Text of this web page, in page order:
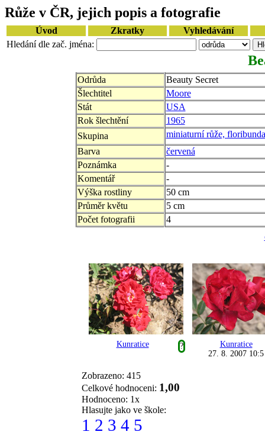
Růže v ČR, jejich popis a fotografie
Úvod Zkratky
Vyhledávání
Hledání dle zač. jména:
Odrůda
Beauty Secret
Šlechtitel
Moore
Stát
USA
Rok šlechtění
1965
Skupina
miniaturní růže, floribunda
Barva
červená
Poznámka
-
Komentář
-
Výška rostliny
50 cm
Průměr květu
5 cm
Počet fotografii
4
Kunratice ?
Kunratice
27. 8. 2007 10:5
Zobrazeno: 415
Celkové hodnoceni: 1,00
Hodnoceno: 1x
Hlasujte jako ve škole:
1 2 3 4 5